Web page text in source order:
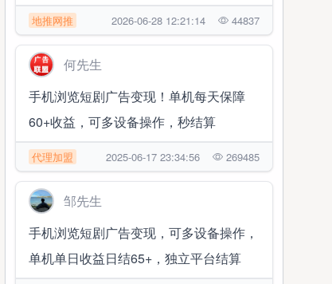
地推网推 2026-06-28 12:21:14 44837
何先生
手机浏览短剧广告变现！单机每天保障
60+收益，可多设备操作，秒结算
代理加盟 2025-06-17 23:34:56 269485
邹先生
手机浏览短剧广告变现，可多设备操作，
单机单日收益日结65+，独立平台结算